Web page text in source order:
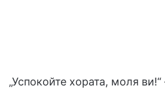
„Успокойте хората, моля ви!“